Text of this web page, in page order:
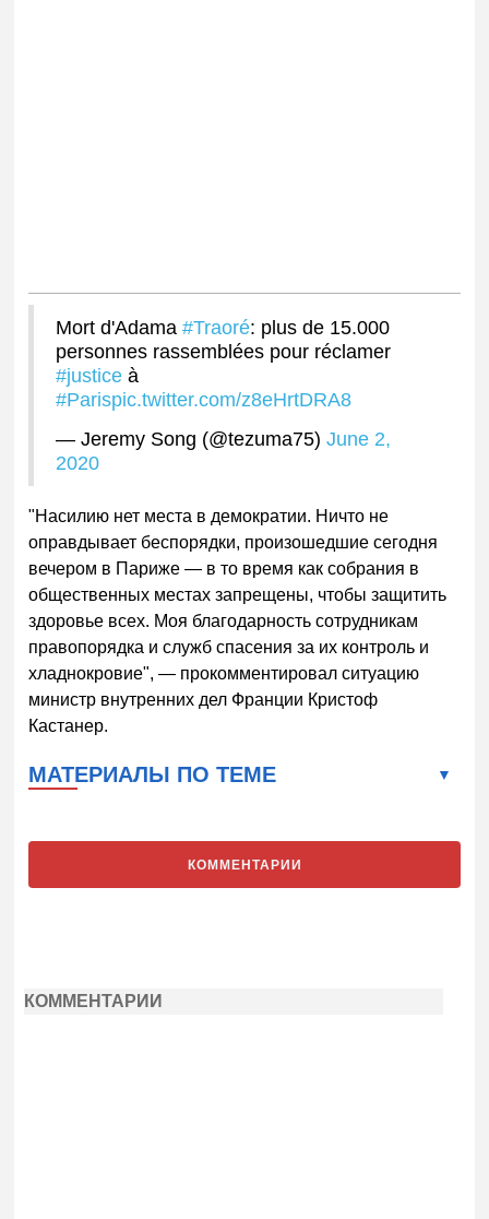
Mort d'Adama#Traoré: plus de 15.000
personnes rassemblées pour réclamer
#justice à
#Parispic.twitter.com/z8eHrtDRA8
— Jeremy Song (@tezuma75)June 2,
2020
"Насилию нет места в демократии. Ничто не
оправдывает беспорядки, произошедшие сегодня
вечером в Париже — в то время как собрания в
общественных местах запрещены, чтобы защитить
здоровье всех. Моя благодарность сотрудникам
правопорядка и служб спасения за их контроль и
хладнокровие", — прокомментировал ситуацию
министр внутренних дел Франции Кристоф
Кастанер.
МАТЕРИАЛЫ ПО ТЕМЕ
КОММЕНТАРИИ
КОММЕНТАРИИ